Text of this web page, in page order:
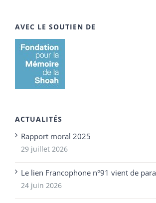
AVEC LE SOUTIEN DE
ACTUALITÉS
Rapport moral 2025
29 juillet 2026
Le lien Francophone n°91 vient de
24 juin 2026